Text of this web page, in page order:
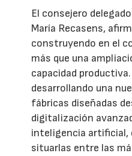
El consejero
María Recasens,
construyendo en el
más que una
capacidad
desarrollando una
fábricas diseñadas
digitalización
inteligencia artificial,
situarlas entre las